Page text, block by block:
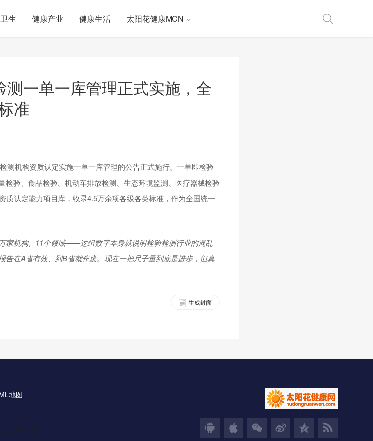
生 健康产业 健康生活 太阳花健康MCN
一单一库管理正式实施，全
准
测机构资质认定实施一单一库管理的公告正式施行。一单即检验
检验、食品检验、机动车排放检测、生态环境监测、医疗器械检验
质认定能力项目库，收录4.5万余项各级各类标准，作为全国统一
家机构、11个领域——这组数字本身就说明检验检测行业的混乱
告在A省有效、到B省就作废。现在一把尺子量到底是进步，但真
生成封面
地图
号-3